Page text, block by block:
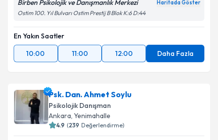
Birben Psikolojik ve Danışmanlık Merkezi Haritada Göster
Ostim 100. Yıl Bulvarı Ostim Prestij B Blok K:6 D:44
En Yakın Saatler
10:00
11:00 12:00 Daha Fazla
Psk. Dan. Ahmet Soylu
Psikolojik Danışman
Ankara, Yenimahalle
4.9 (239 Değerlendirme)